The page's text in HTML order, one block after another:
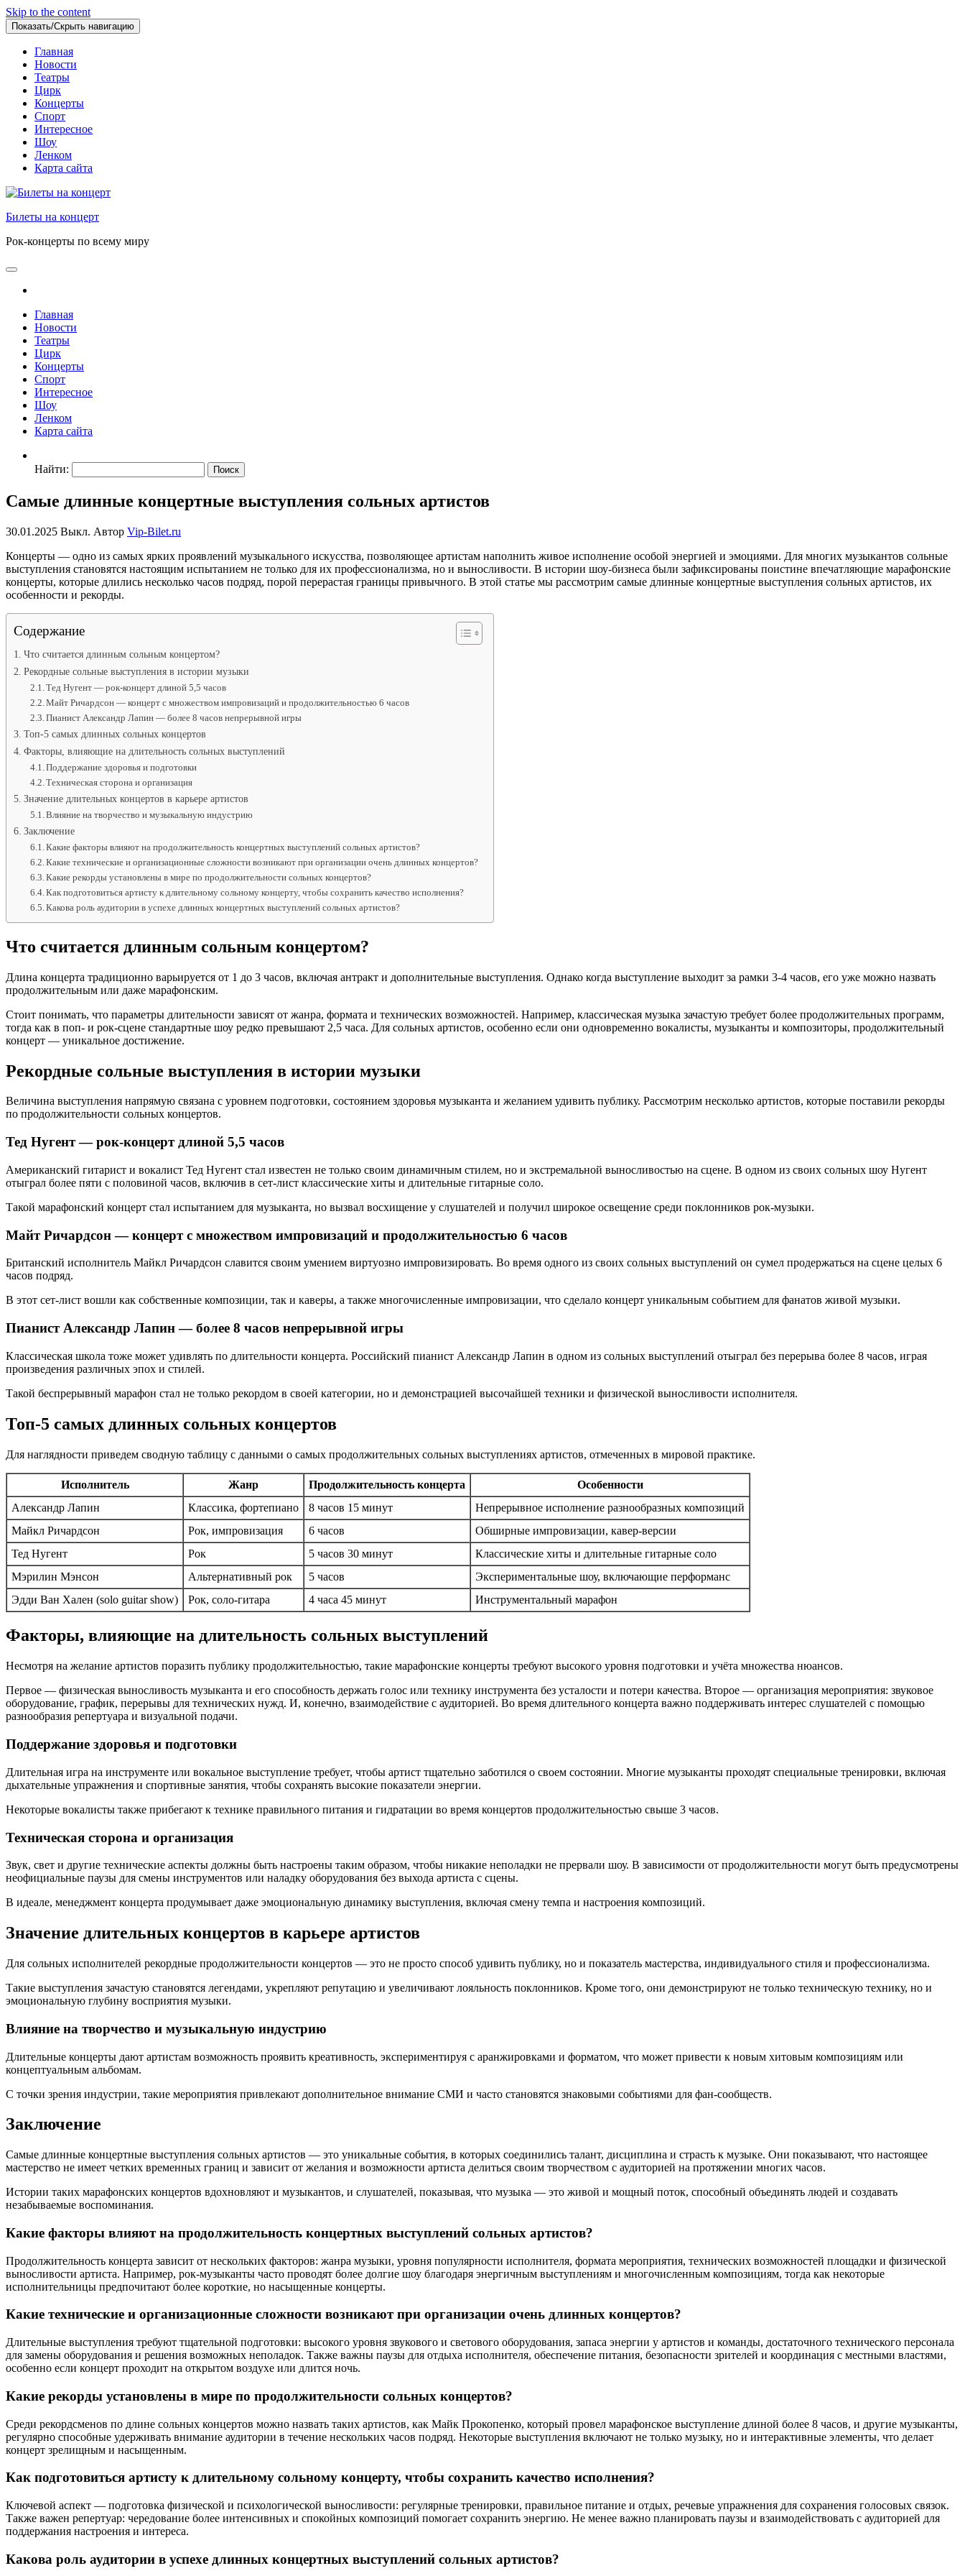
Skip to the content
Показать/Скрыть навигацию
Главная
Новости
Театры
Цирк
Концерты
Спорт
Интересное
Шоу
Ленком
Карта сайта
Билеты на концерт
Рок-концерты по всему миру
Главная
Новости
Театры
Цирк
Концерты
Спорт
Интересное
Шоу
Ленком
Карта сайта
Найти:
Самые длинные концертные выступления сольных артистов
30.01.2025 Выкл. Автор Vip-Bilet.ru
Концерты — одно из самых ярких проявлений музыкального искусства, позволяющее артистам наполнить живое исполнение особой энергией и эмоциями. Для многих музыкантов сольные
выступления становятся настоящим испытанием не только для их профессионализма, но и выносливости. В истории шоу-бизнеса были зафиксированы поистине впечатляющие марафонские
концерты, которые длились несколько часов подряд, порой перерастая границы привычного. В этой статье мы рассмотрим самые длинные концертные выступления сольных артистов, их
особенности и рекорды.
Содержание
Что считается длинным сольным концертом?
Рекордные сольные выступления в истории музыки
Тед Нугент — рок-концерт длиной 5,5 часов
Майт Ричардсон — концерт с множеством импровизаций и продолжительностью 6 часов
Пианист Александр Лапин — более 8 часов непрерывной игры
Топ-5 самых длинных сольных концертов
Факторы, влияющие на длительность сольных выступлений
Поддержание здоровья и подготовки
Техническая сторона и организация
Значение длительных концертов в карьере артистов
Влияние на творчество и музыкальную индустрию
Заключение
Какие факторы влияют на продолжительность концертных выступлений сольных артистов?
Какие технические и организационные сложности возникают при организации очень длинных концертов?
Какие рекорды установлены в мире по продолжительности сольных концертов?
Как подготовиться артисту к длительному сольному концерту, чтобы сохранить качество исполнения?
Какова роль аудитории в успехе длинных концертных выступлений сольных артистов?
Что считается длинным сольным концертом?
Длина концерта традиционно варьируется от 1 до 3 часов, включая антракт и дополнительные выступления. Однако когда выступление выходит за рамки 3-4 часов, его уже можно назвать
продолжительным или даже марафонским.
Стоит понимать, что параметры длительности зависят от жанра, формата и технических возможностей. Например, классическая музыка зачастую требует более продолжительных программ,
тогда как в поп- и рок-сцене стандартные шоу редко превышают 2,5 часа. Для сольных артистов, особенно если они одновременно вокалисты, музыканты и композиторы, продолжительный
концерт — уникальное достижение.
Рекордные сольные выступления в истории музыки
Величина выступления напрямую связана с уровнем подготовки, состоянием здоровья музыканта и желанием удивить публику. Рассмотрим несколько артистов, которые поставили рекорды
по продолжительности сольных концертов.
Тед Нугент — рок-концерт длиной 5,5 часов
Американский гитарист и вокалист Тед Нугент стал известен не только своим динамичным стилем, но и экстремальной выносливостью на сцене. В одном из своих сольных шоу Нугент
отыграл более пяти с половиной часов, включив в сет-лист классические хиты и длительные гитарные соло.
Такой марафонский концерт стал испытанием для музыканта, но вызвал восхищение у слушателей и получил широкое освещение среди поклонников рок-музыки.
Майт Ричардсон — концерт с множеством импровизаций и продолжительностью 6 часов
Британский исполнитель Майкл Ричардсон славится своим умением виртуозно импровизировать. Во время одного из своих сольных выступлений он сумел продержаться на сцене целых 6
часов подряд.
В этот сет-лист вошли как собственные композиции, так и каверы, а также многочисленные импровизации, что сделало концерт уникальным событием для фанатов живой музыки.
Пианист Александр Лапин — более 8 часов непрерывной игры
Классическая школа тоже может удивлять по длительности концерта. Российский пианист Александр Лапин в одном из сольных выступлений отыграл без перерыва более 8 часов, играя
произведения различных эпох и стилей.
Такой беспрерывный марафон стал не только рекордом в своей категории, но и демонстрацией высочайшей техники и физической выносливости исполнителя.
Топ-5 самых длинных сольных концертов
Для наглядности приведем сводную таблицу с данными о самых продолжительных сольных выступлениях артистов, отмеченных в мировой практике.
Исполнитель Жанр Продолжительность концерта
Особенности
Александр Лапин
Классика, фортепиано 8 часов 15 минут
Непрерывное исполнение разнообразных композиций
Майкл Ричардсон
Рок, импровизация 6 часов
Обширные импровизации, кавер-версии
Тед Нугент
Рок 5 часов 30 минут
Классические хиты и длительные гитарные соло
Мэрилин Мэнсон
Альтернативный рок 5 часов
Экспериментальные шоу, включающие перформанс
Эдди Ван Хален (solo guitar show)
Рок, соло-гитара 4 часа 45 минут Инструментальный марафон
Факторы, влияющие на длительность сольных выступлений
Несмотря на желание артистов поразить публику продолжительностью, такие марафонские концерты требуют высокого уровня подготовки и учёта множества нюансов.
Первое — физическая выносливость музыканта и его способность держать голос или технику инструмента без усталости и потери качества. Второе — организация мероприятия: звуковое
оборудование, график, перерывы для технических нужд. И, конечно, взаимодействие с аудиторией. Во время длительного концерта важно поддерживать интерес слушателей с помощью
разнообразия репертуара и визуальной подачи.
Поддержание здоровья и подготовки
Длительная игра на инструменте или вокальное выступление требует, чтобы артист тщательно заботился о своем состоянии. Многие музыканты проходят специальные тренировки, включая
дыхательные упражнения и спортивные занятия, чтобы сохранять высокие показатели энергии.
Некоторые вокалисты также прибегают к технике правильного питания и гидратации во время концертов продолжительностью свыше 3 часов.
Техническая сторона и организация
Звук, свет и другие технические аспекты должны быть настроены таким образом, чтобы никакие неполадки не прервали шоу. В зависимости от продолжительности могут быть предусмотрены
неофициальные паузы для смены инструментов или наладку оборудования без выхода артиста с сцены.
В идеале, менеджмент концерта продумывает даже эмоциональную динамику выступления, включая смену темпа и настроения композиций.
Значение длительных концертов в карьере артистов
Для сольных исполнителей рекордные продолжительности концертов — это не просто способ удивить публику, но и показатель мастерства, индивидуального стиля и профессионализма.
Такие выступления зачастую становятся легендами, укрепляют репутацию и увеличивают лояльность поклонников. Кроме того, они демонстрируют не только техническую технику, но и
эмоциональную глубину восприятия музыки.
Влияние на творчество и музыкальную индустрию
Длительные концерты дают артистам возможность проявить креативность, экспериментируя с аранжировками и форматом, что может привести к новым хитовым композициям или
концептуальным альбомам.
С точки зрения индустрии, такие мероприятия привлекают дополнительное внимание СМИ и часто становятся знаковыми событиями для фан-сообществ.
Заключение
Самые длинные концертные выступления сольных артистов — это уникальные события, в которых соединились талант, дисциплина и страсть к музыке. Они показывают, что настоящее
мастерство не имеет четких временных границ и зависит от желания и возможности артиста делиться своим творчеством с аудиторией на протяжении многих часов.
Истории таких марафонских концертов вдохновляют и музыкантов, и слушателей, показывая, что музыка — это живой и мощный поток, способный объединять людей и создавать
незабываемые воспоминания.
Какие факторы влияют на продолжительность концертных выступлений сольных артистов?
Продолжительность концерта зависит от нескольких факторов: жанра музыки, уровня популярности исполнителя, формата мероприятия, технических возможностей площадки и физической
выносливости артиста. Например, рок-музыканты часто проводят более долгие шоу благодаря энергичным выступлениям и многочисленным композициям, тогда как некоторые
исполнительницы предпочитают более короткие, но насыщенные концерты.
Какие технические и организационные сложности возникают при организации очень длинных концертов?
Длительные выступления требуют тщательной подготовки: высокого уровня звукового и светового оборудования, запаса энергии у артистов и команды, достаточного технического персонала
для замены оборудования и решения возможных неполадок. Также важны паузы для отдыха исполнителя, обеспечение питания, безопасности зрителей и координация с местными властями,
особенно если концерт проходит на открытом воздухе или длится ночь.
Какие рекорды установлены в мире по продолжительности сольных концертов?
Среди рекордсменов по длине сольных концертов можно назвать таких артистов, как Майк Прокопенко, который провел марафонское выступление длиной более 8 часов, и другие музыканты,
регулярно способные удерживать внимание аудитории в течение нескольких часов подряд. Некоторые выступления включают не только музыку, но и интерактивные элементы, что делает
концерт зрелищным и насыщенным.
Как подготовиться артисту к длительному сольному концерту, чтобы сохранить качество исполнения?
Ключевой аспект — подготовка физической и психологической выносливости: регулярные тренировки, правильное питание и отдых, речевые упражнения для сохранения голосовых связок.
Также важен репертуар: чередование более интенсивных и спокойных композиций помогает сохранить энергию. Не менее важно планировать паузы и взаимодействовать с аудиторией для
поддержания настроения и интереса.
Какова роль аудитории в успехе длинных концертных выступлений сольных артистов?